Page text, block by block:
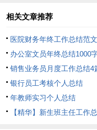
相关文章推荐
医院财务年终工作总结范
篇办公室文员年终总结1000
销售业务员月度工作总结4
银行员工考核个人总结
年教师实习个人总结
【精华】新生班主任工作